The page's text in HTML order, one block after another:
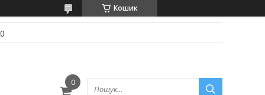
Кошик